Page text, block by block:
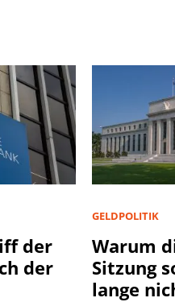
der
der
GELDPOLITIK
Warum
Sitzung
lange